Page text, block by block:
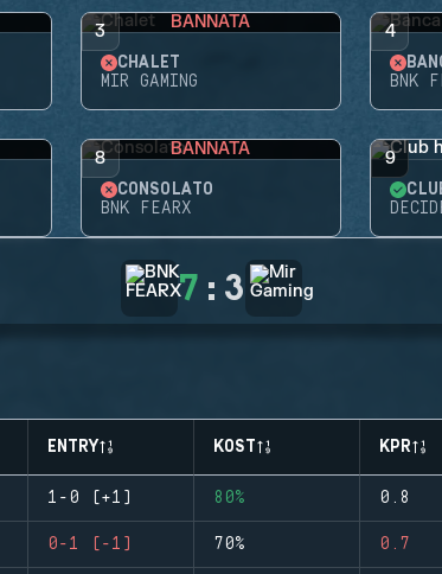
3 BANNATA
CHALET
MIR GAMING
4
BNK
8 BANNATA
CONSOLATO
BNK FEARX
9
7 : 3
ENTRY KOST KPR
1-0 (+1) 80% 0.8
0-1 (-1) 70% 0.7